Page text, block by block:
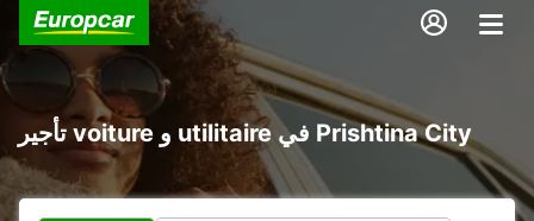
تأجير voiture و utilitaire في Prishtina City